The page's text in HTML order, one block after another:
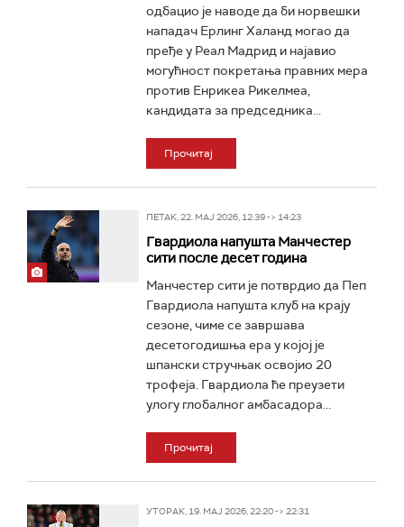
одбацио је наводе да би норвешки
нападач Ерлинг Халанд могао да
пређе у Реал Мадрид и најавио
могућност покретања правних мера
против Енрикеа Рикелмеа,
кандидата за председника...
Прочитај
ПЕТАК, 22. МАЈ 2026, 12:39 -> 14:23
Гвардиола напушта Манчестер
сити после десет година
Манчестер сити је потврдио да Пеп
Гвардиола напушта клуб на крају
сезоне, чиме се завршава
десетогодишња ера у којој је
шпански стручњак освојио 20
трофеја. Гвардиола ће преузети
улогу глобалног амбасадора...
Прочитај
УТОРАК, 19. МАЈ 2026, 22:20 -> 22:31